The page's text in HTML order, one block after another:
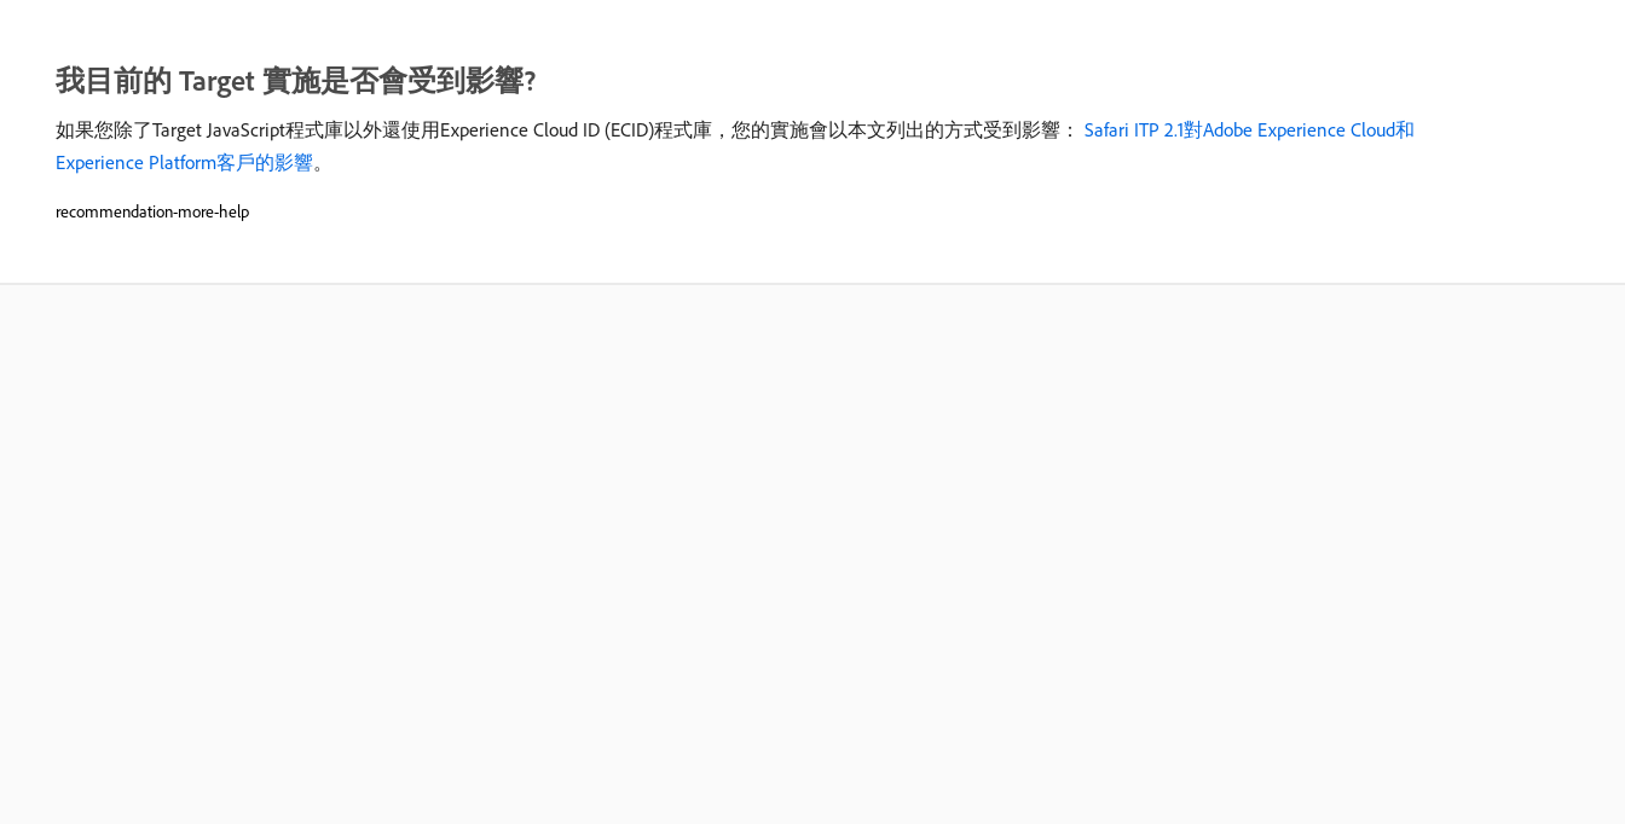
我目前的 Target 實施是否會受到影響?
如果您除了Target JavaScript程式庫以外還使用Experience Cloud ID (ECID)程式庫，您的實施會以本文列出的方式受到影響： Safari ITP 2.1對Adobe Experience Cloud和
Experience Platform客戶的影響。
recommendation-more-help